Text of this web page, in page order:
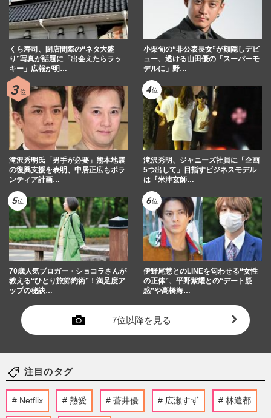
くら寿司、閉店間際の“ネタ大盛
り”写真が話題に「出会えたらラッ
キー」広報が明…
小栗旬の“非公表長女”が顔隠しデビ
ュー、透ける山田優の「スーパーモ
デルに」野…
滝沢秀明氏「男手が必要」熊本地震
の復興支援を表明、中居正広もボラ
ンティア計画…
滝沢秀明、ジャニーズ社員に「企画
5つ出して」目指すビジネスモデル
は『米津玄師…
70歳人気ブロガー・ショコラさんが
教える“ひとり旅節約術”！満足度ア
ップの秘訣…
伊野尾慧とのLINEを匂わせる“女性
の正体”、平野紫耀との“デート疑
惑”や高橋海…
7位以降を見る
注目のタグ
Netflix 熱愛 蒼井優 広瀬すず 林遣都